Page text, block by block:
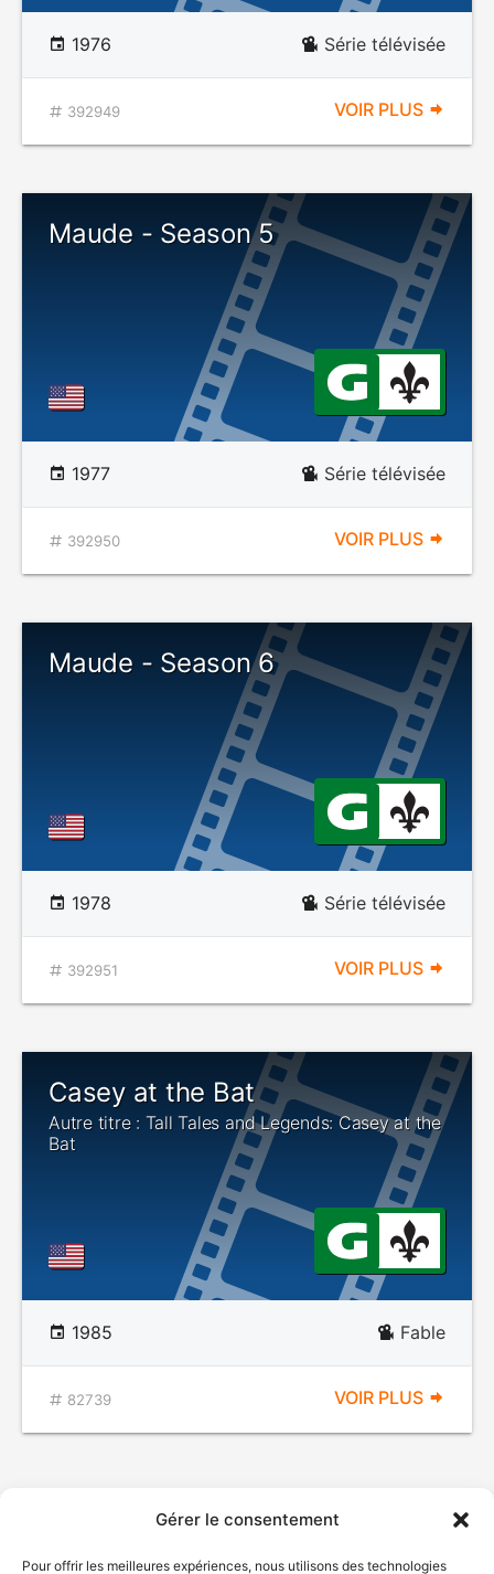
Gérer le consentement
Pour offrir les meilleures expériences, nous utilisons des technologies
1976 Série télévisée
392949 VOIR PLUS
Maude - Season 5
1977 Série télévisée
392950 VOIR PLUS
Maude - Season 6
1978 Série télévisée
392951 VOIR PLUS
Casey at the Bat
Autre titre : Tall Tales and Legends: Casey at the
Bat
1985 Fable
82739 VOIR PLUS